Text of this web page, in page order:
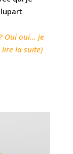
Oui oui… je
lire la suite)